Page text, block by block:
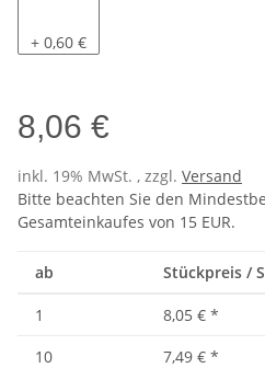
Pacific
+ 0,60 €
8,06 €
inkl. 19% MwSt. , zzgl. Versand
Bitte beachten Sie den
Gesamteinkaufes von 15 EUR.
ab Stückpreis /
1 8,05 € *
10
7,49 € *